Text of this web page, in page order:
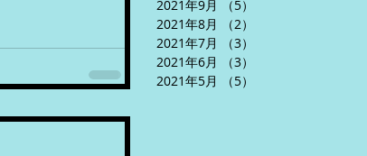
2021年9月
（5）
2021年8月
（2）
2021年7月
（3）
2021年6月
（3）
2021年5月
（5）